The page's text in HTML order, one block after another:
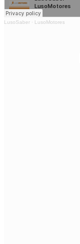
LusoSaber · LusoMotores